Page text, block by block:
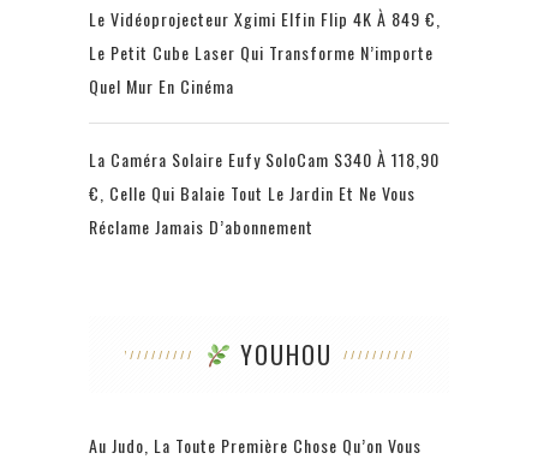
Le Vidéoprojecteur Xgimi Elfin Flip 4K À 849 €,
Le Petit Cube Laser Qui Transforme N’importe
Quel Mur En Cinéma
La Caméra Solaire Eufy SoloCam S340 À 118,90
€, Celle Qui Balaie Tout Le Jardin Et Ne Vous
Réclame Jamais D’abonnement
YOUHOU
Au Judo, La Toute Première Chose Qu’on Vous